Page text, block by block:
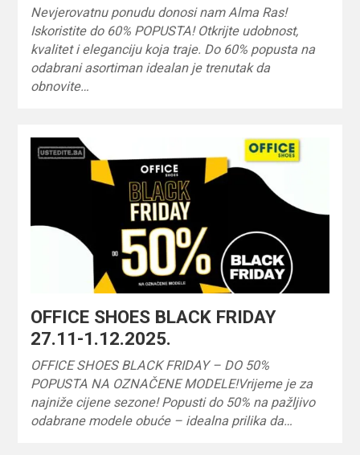
Nevjerovatnu ponudu donosi nam Alma Ras!
Iskoristite do 60% POPUSTA! Otkrijte udobnost,
kvalitet i eleganciju koja traje. Do 60% popusta na
odabrani asortiman idealan je trenutak da
obnovite…
OFFICE SHOES BLACK FRIDAY
27.11-1.12.2025.
OFFICE SHOES BLACK FRIDAY – DO 50%
POPUSTA NA OZNAČENE MODELE!Vrijeme je za
najniže cijene sezone! Popusti do 50% na pažljivo
odabrane modele obuće – idealna prilika da…